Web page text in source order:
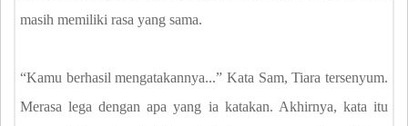
masih memiliki rasa yang sama.
“Kamu berhasil mengatakannya...” Kata Sam, Tiara tersenyum.
Merasa lega dengan apa yang ia katakan. Akhirnya, kata itu